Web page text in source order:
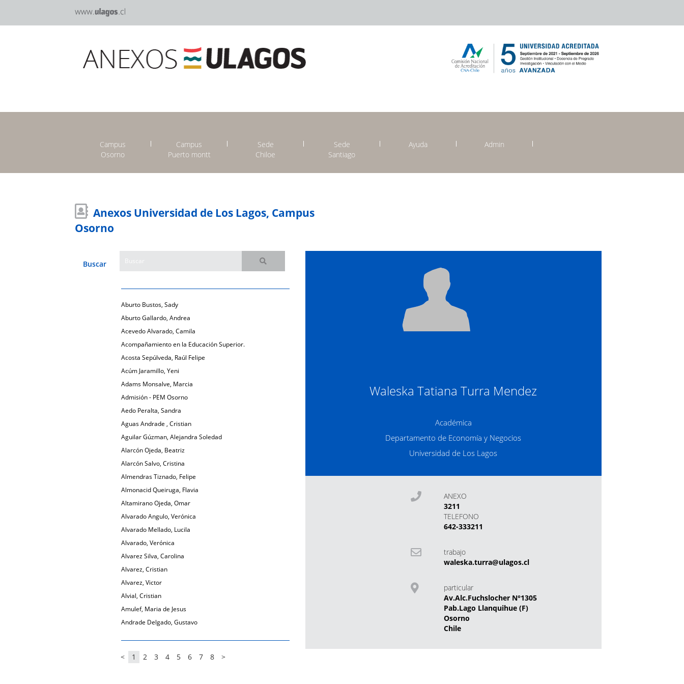
Campus
Osorno
Campus
Puerto montt
Sede
Chiloe
Sede
Santiago
Ayuda Admin
Anexos Universidad de Los Lagos, Campus
Osorno
Buscar
Aburto Bustos, Sady
Aburto Gallardo, Andrea
Acevedo Alvarado, Camila
Acompañamiento en la Educación Superior.
Acosta Sepúlveda, Raúl Felipe
Acúm Jaramillo, Yeni
Adams Monsalve, Marcia
Admisión - PEM Osorno
Aedo Peralta, Sandra
Aguas Andrade , Cristian
Aguilar Gúzman, Alejandra Soledad
Alarcón Ojeda, Beatriz
Alarcón Salvo, Cristina
Almendras Tiznado, Felipe
Almonacid Queiruga, Flavia
Altamirano Ojeda, Omar
Alvarado Angulo, Verónica
Alvarado Mellado, Lucila
Alvarado, Verónica
Alvarez Silva, Carolina
Alvarez, Cristian
Alvarez, Victor
Alvial, Cristian
Amulef, Maria de Jesus
Andrade Delgado, Gustavo
< 1 2 3 4 5 6 7 8 >
Waleska Tatiana Turra Mendez
Académica
Departamento de Economía y Negocios
Universidad de Los Lagos
ANEXO
3211
TELEFONO
642-333211
trabajo
waleska.turra@ulagos.cl
particular
Av.Alc.Fuchslocher N°1305
Pab.Lago Llanquihue (F)
Osorno
Chile